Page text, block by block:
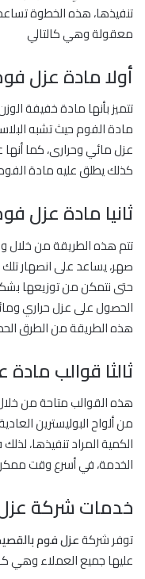
تنفيذها، هذه الخطوة
معقولة وهي كالتالي
أولا مادة عزل
تتميز بأنها مادة خفيفة
مادة الفوم حيث تشبه
عزل مائي وحرارى، كما
كذلك يطلق عليه مادة
ثانيا مادة عزل
تتم هذه الطريقة من خلال
صهر، يساعد على انصهار
حتى نتمكن من توزيعها
الحصول على عزل حراري
هذه الطريقة من الطرق
ثالثا قوالب
هذه القوالب متاحة من
من ألواح البوليسترين
الكمية المراد تنفيذها،
الخدمة، في أسرع وقت
خدمات شركة
توفر شركةعزل فوم
عليها جميع العملاء وهي